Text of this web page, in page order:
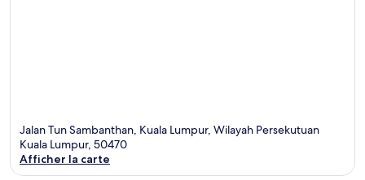
Jalan Tun Sambanthan, Kuala Lumpur, Wilayah Persekutuan
Kuala Lumpur, 50470
Afficher la carte